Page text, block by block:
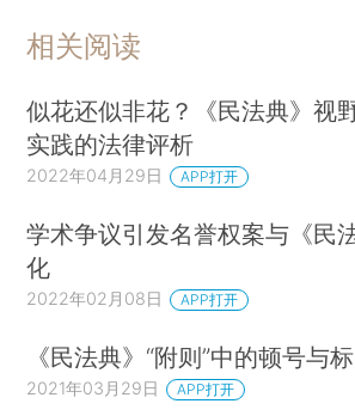
相关阅读
似花还似非花？《民法典》视
实践的法律评析
2022年04月29日 APP打开
学术争议引发名誉权案与《民
化
2022年02月08日 APP打开
《民法典》“附则”中的顿号与
2021年03月29日 APP打开